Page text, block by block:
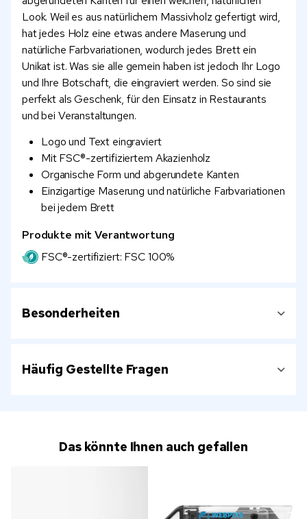
Look. Weil es aus natürlichem Massivholz gefertigt wird,
hat jedes Holz eine etwas andere Maserung und
natürliche Farbvariationen, wodurch jedes Brett ein
Unikat ist. Was sie alle gemein haben ist jedoch Ihr Logo
und Ihre Botschaft, die eingraviert werden. So sind sie
perfekt als Geschenk, für den Einsatz in Restaurants
und bei Veranstaltungen.
Logo und Text eingraviert
Mit FSC®-zertifiziertem Akazienholz
Organische Form und abgerundete Kanten
Einzigartige Maserung und natürliche Farbvariationen
bei jedem Brett
Produkte mit Verantwortung
FSC®-zertifiziert: FSC 100%
Besonderheiten
Häufig Gestellte Fragen
Das könnte Ihnen auch gefallen